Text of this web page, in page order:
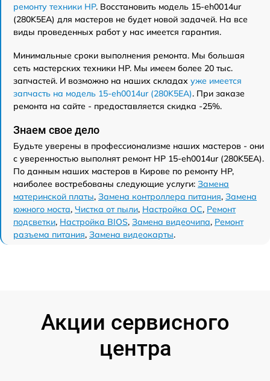
ремонту техники HP. Восстановить модель 15-eh0014ur
(280K5EA) для мастеров не будет новой задачей. На все
виды проведенных работ у нас имеется гарантия.
Минимальные сроки выполнения ремонта. Мы большая
сеть мастерских техники HP. Мы имеем более 20 тыс.
запчастей. И возможно на наших складах уже имеется
запчасть на модель 15-eh0014ur (280K5EA). При заказе
ремонта на сайте - предоставляется скидка -25%.
Знаем свое дело
Будьте уверены в профессионализме наших мастеров - они
с уверенностью выполнят ремонт HP 15-eh0014ur (280K5EA).
По данным наших мастеров в Кирове по ремонту HP,
наиболее востребованы следующие услуги: Замена
материнской платы, Замена контроллера питания, Замена
южного моста, Чистка от пыли, Настройка ОС, Ремонт
подсветки, Настройка BIOS, Замена видеочипа, Ремонт
разъема питания, Замена видеокарты.
Акции сервисного
центра